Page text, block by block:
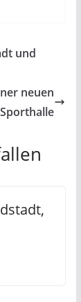
und
neuen
Sporthalle